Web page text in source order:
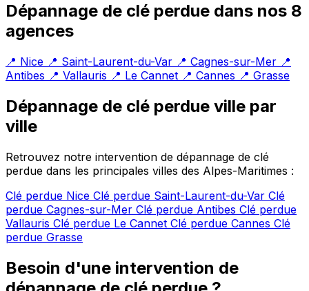
Dépannage de clé perdue dans nos 8
agences
📍 Nice 📍 Saint-Laurent-du-Var 📍 Cagnes-sur-Mer 📍
Antibes 📍 Vallauris 📍 Le Cannet 📍 Cannes 📍 Grasse
Dépannage de clé perdue ville par
ville
Retrouvez notre intervention de dépannage de clé
perdue dans les principales villes des Alpes-Maritimes :
Clé perdue Nice Clé perdue Saint-Laurent-du-Var Clé
perdue Cagnes-sur-Mer Clé perdue Antibes Clé perdue
Vallauris Clé perdue Le Cannet Clé perdue Cannes Clé
perdue Grasse
Besoin d'une intervention de